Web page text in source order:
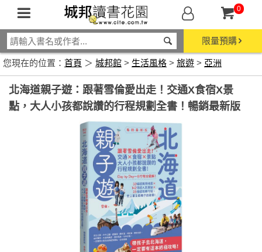
0
限量預購
您現在的位置： 首頁 ＞ 城邦館 > 生活風格 > 旅遊 > 亞洲
北海道親子遊：跟著雪倫愛出走！交通X食宿X景
點，大人小孩都說讚的行程規劃全書！暢銷最新版